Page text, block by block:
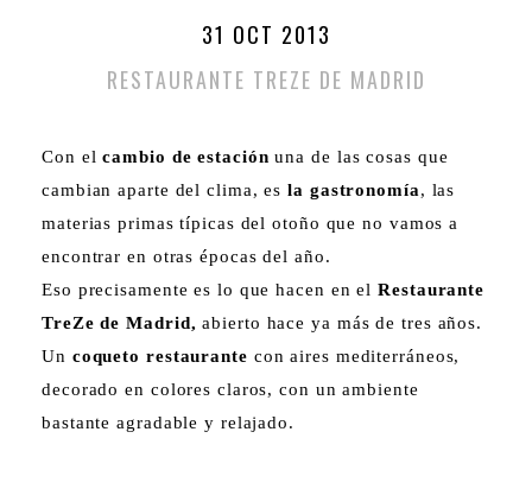
31 OCT 2013
RESTAURANTE TREZE DE MADRID
Con elcambio de estación una de las cosas que
cambian aparte del clima, esla gastronomía, las
materias primas típicas del otoño que no vamos a
encontrar en otras épocas del año.
Eso precisamente es lo que hacen en elRestaurante
TreZe de Madrid, abierto hace ya más de tres años.
Un coqueto restaurante con aires mediterráneos,
decorado en colores claros, con un ambiente
bastante agradable y relajado.